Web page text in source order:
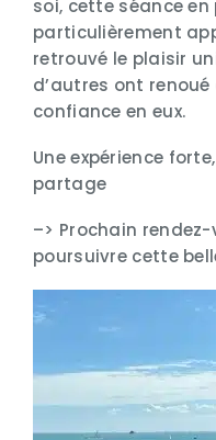
soi, cette séance
particulièrement
retrouvé le plaisir
d’autres ont
confiance en eux.
Une expérience
partage
–> Prochain
poursuivre cette